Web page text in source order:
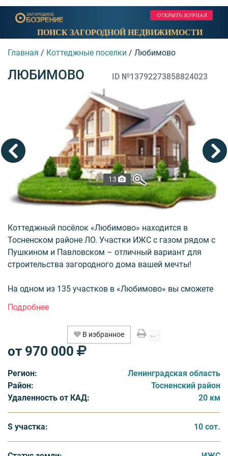
ПОИСК ЗАГОРОДНОЙ НЕДВИЖИМОСТИ
Главная / Коттеджные поселки / Любимово
ЛЮБИМОВО ID №13792273858824023
13
Коттеджный посёлок «Любимово» находится в
Тосненском районе ЛО. Участки ИЖС с газом рядом с
Пушкином и Павловском – отличный вариант для
строительства загородного дома вашей мечты!
На одном из 135 участков в «Любимово» вы сможете
отвечать всем вашим запросам, но и оформить
регистрацию в нём без хлопот. Магистральный газ,
доступный для жителей, позволит экономно
отапливать дом. А хорошая мощность электричества
загородную комфортнее. Для тех, кому не требуется
магистральный газ, участок можно приобрести во 2-ой
очереди без подключения данной коммуникации.
Доехать в посёлок можно двумя маршрутами: по
В избранное
от 970 000
Регион:
Ленинградская область
Район:
Тосненский район
Удаленность от КАД:
20 км
S участка: 10 сот.